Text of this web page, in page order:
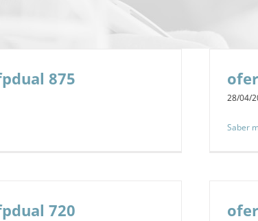
875
28/04/
Saber
720